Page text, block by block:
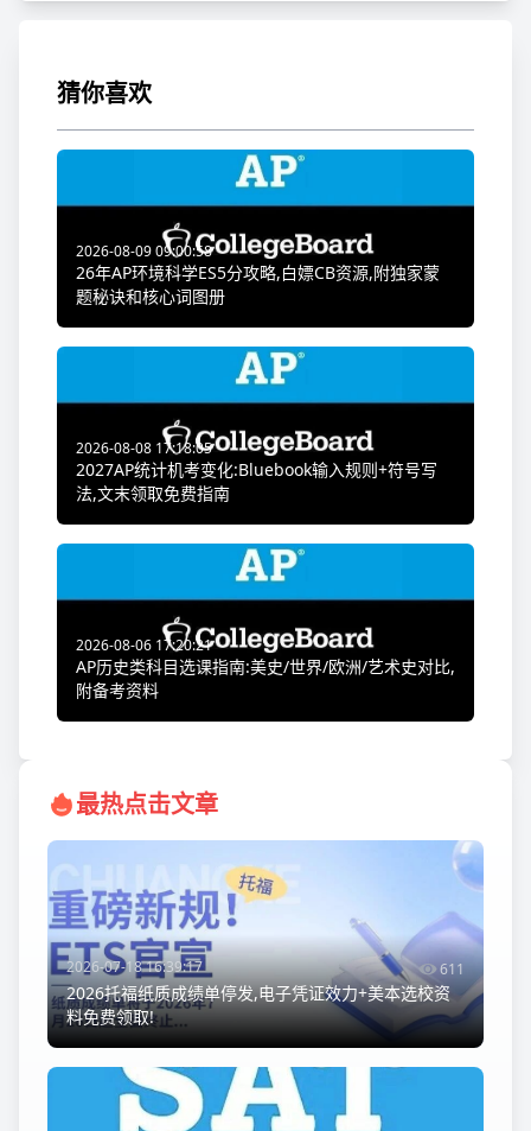
猜你喜欢
2026-08-09 09:00:58
26年AP环境科学ES5分攻略,白嫖CB资源,附独家蒙
题秘诀和核心词图册
2026-08-08 17:18:05
2027AP统计机考变化:Bluebook输入规则+符号写
法,文末领取免费指南
2026-08-06 17:20:21
AP历史类科目选课指南:美史/世界/欧洲/艺术史对比,
附备考资料
最热点击文章
2026-07-18 16:39:17 611
2026托福纸质成绩单停发,电子凭证效力+美本选校资
料免费领取!